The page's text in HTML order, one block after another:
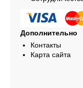
Дополнительно
Контакты
Карта сайта